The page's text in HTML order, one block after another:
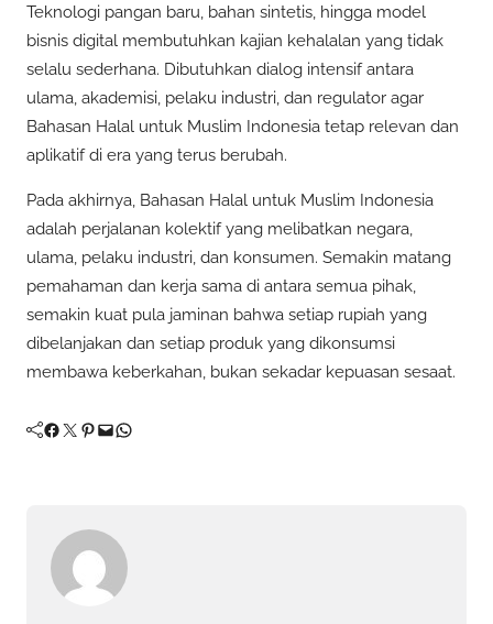
Teknologi pangan baru, bahan sintetis, hingga model
bisnis digital membutuhkan kajian kehalalan yang tidak
selalu sederhana. Dibutuhkan dialog intensif antara
ulama, akademisi, pelaku industri, dan regulator agar
Bahasan Halal untuk Muslim Indonesia tetap relevan dan
aplikatif di era yang terus berubah.
Pada akhirnya, Bahasan Halal untuk Muslim Indonesia
adalah perjalanan kolektif yang melibatkan negara,
ulama, pelaku industri, dan konsumen. Semakin matang
pemahaman dan kerja sama di antara semua pihak,
semakin kuat pula jaminan bahwa setiap rupiah yang
dibelanjakan dan setiap produk yang dikonsumsi
membawa keberkahan, bukan sekadar kepuasan sesaat.
Facebook Twitter Pinterest Mail WhatsApp